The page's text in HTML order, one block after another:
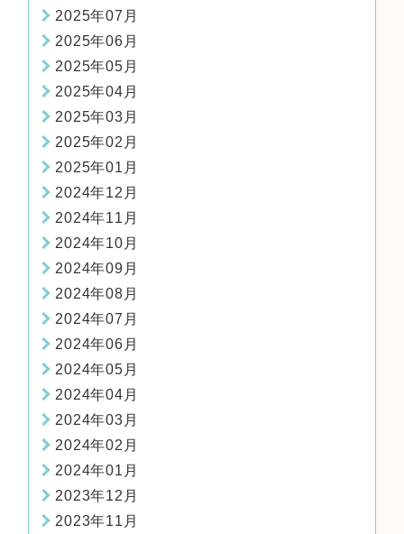
2025年07月
2025年06月
2025年05月
2025年04月
2025年03月
2025年02月
2025年01月
2024年12月
2024年11月
2024年10月
2024年09月
2024年08月
2024年07月
2024年06月
2024年05月
2024年04月
2024年03月
2024年02月
2024年01月
2023年12月
2023年11月